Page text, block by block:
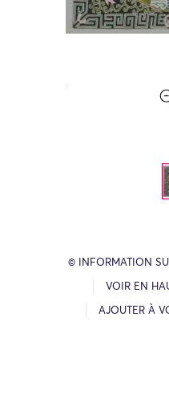
© INFORMATION
VOIR EN
AJOUTER À